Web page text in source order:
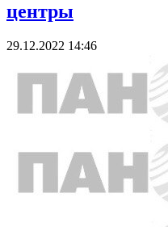
центры
29.12.2022 14:46